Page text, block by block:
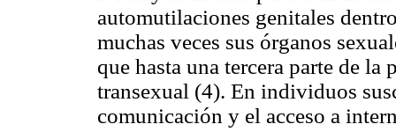
automutilaciones genitales
muchas veces sus órganos
que hasta una tercera parte de
transexual (4). En individuos
comunicación y el acceso a